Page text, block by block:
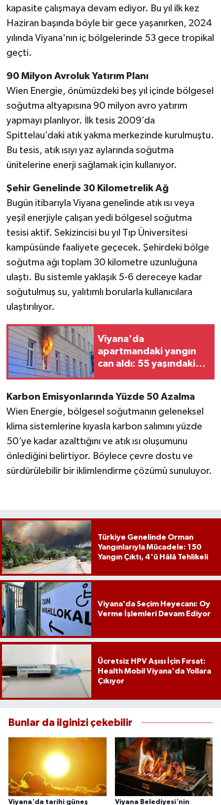
kapasite çalışmaya devam ediyor. Bu yıl ilk kez
Haziran başında böyle bir gece yaşanırken, 2024
yılında Viyana'nın iç bölgelerinde 53 gece tropikal
geçti.
90 Milyon Avroluk Yatırım Planı
Wien Energie, önümüzdeki beş yıl içinde bölgesel
soğutma altyapısına 90 milyon avro yatırım
yapmayı planlıyor. İlk tesis 2009’da
Spittelau’daki atık yakma merkezinde kurulmuştu.
Bu tesis, atık ısıyı yaz aylarında soğutma
ünitelerine enerji sağlamak için kullanıyor.
Şehir Genelinde 30 Kilometrelik Ağ
Bugün itibarıyla Viyana genelinde atık ısı veya
yeşil enerjiyle çalışan yedi bölgesel soğutma
tesisi aktif. Sekizincisi bu yıl Tıp Üniversitesi
kampüsünde faaliyete geçecek. Şehirdeki bölge
soğutma ağı toplam 30 kilometre uzunluğuna
ulaştı. Bu sistemle yaklaşık 5-6 dereceye kadar
soğutulmuş su, yalıtımlı borularla kullanıcılara
ulaştırılıyor.
Viyana'da
apartmandaki yangın
can aldı: 55 yaşındaki
Karbon Emisyonlarında Yüzde 50 Azalma
Wien Energie, bölgesel soğutmanın geleneksel
klima sistemlerine kıyasla karbon salımını yüzde
50’ye kadar azalttığını ve atık ısı oluşumunu
önlediğini belirtiyor. Böylece çevre dostu ve
sürdürülebilir bir iklimlendirme çözümü sunuluyor.
Türkiye Genelinde Orman
Yangınlarıyla Mücadele: 150
Yangın Çıktı, 4'ü Hâlâ Tehlikeli
Viyana’da Seçim Heyecanı: Oy
Verme İşlemleri Devam Ediyor
Ücretsiz HPV Aşısı İçin Fırsat:
Health Mobil Viyana'da Yollara
Çıkıyor
Bunlar da ilginizi çekebilir
Viyana'da tarihi güneş Viyana Belediyesi'nin